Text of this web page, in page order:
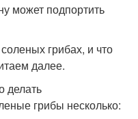
может подпортить
грибах, и что
далее.
делать
грибы несколько: